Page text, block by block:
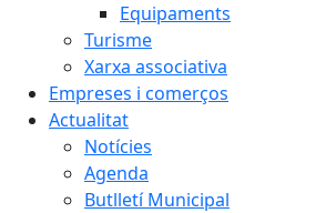
Equipaments
Turisme
Xarxa associativa
Empreses i comerços
Actualitat
Notícies
Agenda
Butlletí Municipal